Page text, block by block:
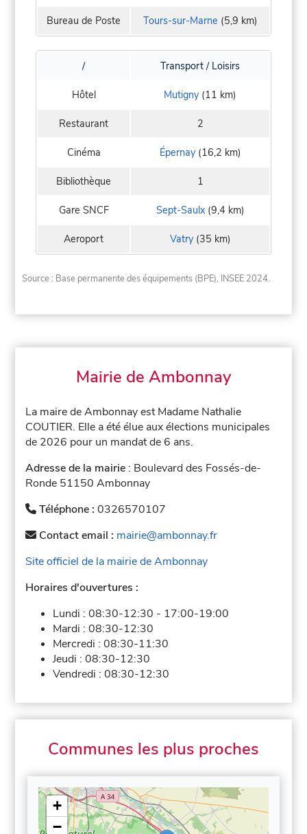
Bureau de Poste Tours-sur-Marne (5,9 km)
/ Transport / Loisirs
Hôtel Mutigny (11 km)
Restaurant 2
Cinéma Épernay(16,2 km)
Bibliothèque 1
Gare SNCF Sept-Saulx(9,4 km)
Aeroport Vatry(35 km)
Source : Base permanente des équipements (BPE), INSEE 2024.
Mairie de Ambonnay
La maire de Ambonnay est Madame Nathalie
COUTIER. Elle a été élue aux élections municipales
de 2026 pour un mandat de 6 ans.
Adresse de la mairie : Boulevard des Fossés-de-
Ronde 51150 Ambonnay
Téléphone :0326570107
Contact email : mairie@ambonnay.fr
Site officiel de la mairie de Ambonnay
Horaires d'ouvertures :
Lundi :08:30-12:30 - 17:00-19:00
Mardi :08:30-12:30
Mercredi :08:30-11:30
Jeudi :08:30-12:30
Vendredi :08:30-12:30
Communes les plus proches
+
−